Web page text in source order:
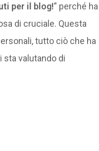
per il blog!” perché ha
di cruciale. Questa
tutto ciò che ha
sta valutando di